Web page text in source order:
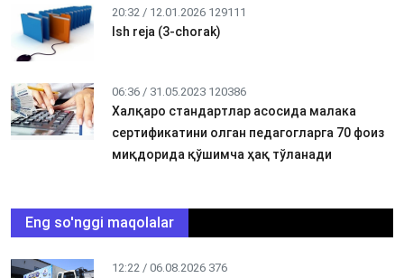
20:32 / 12.01.2026 129111
Ish reja (3-chorak)
06:36 / 31.05.2023 120386
Халқаро стандартлар асосида малака
сертификатини олган педагогларга 70 фоиз
миқдорида қўшимча ҳақ тўланади
Eng so'nggi maqolalar
12:22 / 06.08.2026 376